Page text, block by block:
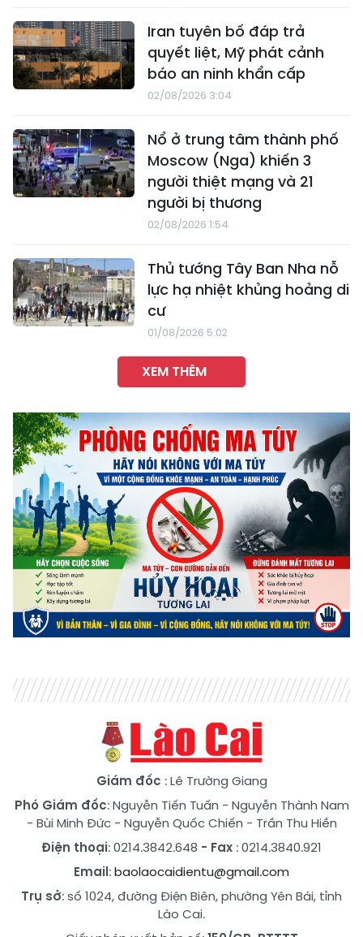
Iran tuyên bố đáp trả
quyết liệt, Mỹ phát cảnh
báo an ninh khẩn cấp
02/08/2026 3:04
Nổ ở trung tâm thành phố
Moscow (Nga) khiến 3
người thiệt mạng và 21
người bị thương
02/08/2026 1:54
Thủ tướng Tây Ban Nha nỗ
lực hạ nhiệt khủng hoảng di
cư
01/08/2026 5:02
XEM THÊM
Giám đốc : Lê Trường Giang
Phó Giám đốc:Nguyễn Tiến Tuấn - Nguyễn Thành Nam
- Bùi Minh Đức- Nguyễn Quốc Chiến - Trần Thu Hiền
Điện thoại: 0214.3842.648 - Fax : 0214.3840.921
Email:baolaocaidientu@gmail.com
Trụ sở: số 1024, đường Điện Biên, phường Yên Bái, tỉnh
Lào Cai.